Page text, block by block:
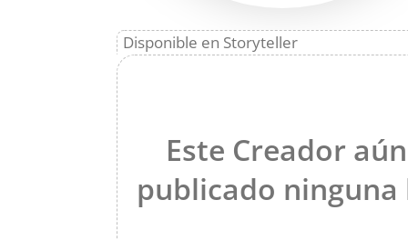
Disponible en Storyteller
Este Creador
publicado